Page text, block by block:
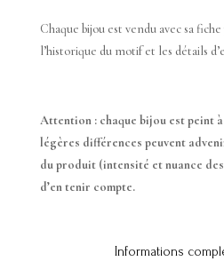
Chaque bijou est vendu avec sa
l’historique du motif et les détails
Attention : chaque bijou est peint
légères différences peuvent
du produit (intensité et nuance
d’en tenir compte.
Informations